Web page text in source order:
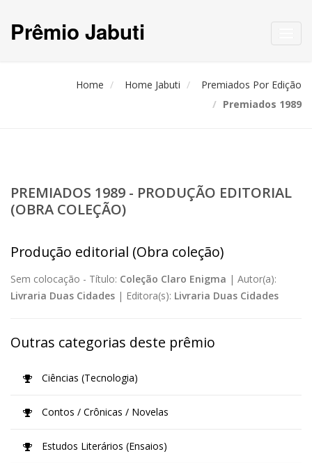
Prêmio Jabuti
Home Home Jabuti
Premiados Por Edição
Premiados 1989
PREMIADOS 1989 - PRODUÇÃO EDITORIAL
(OBRA COLEÇÃO)
Produção editorial (Obra coleção)
Sem colocação - Título: Coleção Claro Enigma | Autor(a):
Livraria Duas Cidades | Editora(s): Livraria Duas Cidades
Outras categorias deste prêmio
Ciências (Tecnologia)
Contos / Crônicas / Novelas
Estudos Literários (Ensaios)